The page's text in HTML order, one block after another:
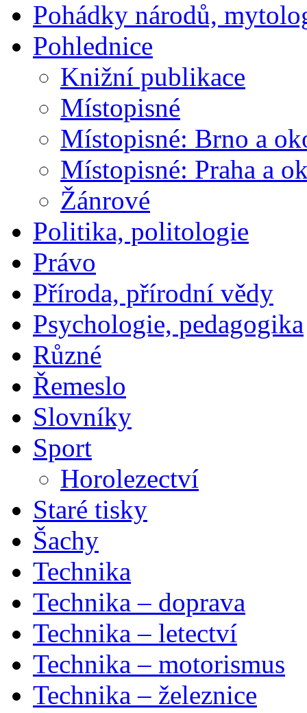
Pohádky národů,
Pohlednice
Knižní publikace
Místopisné
Místopisné: Brno a
Místopisné: Praha a
Žánrové
Politika, politologie
Právo
Příroda, přírodní vědy
Psychologie, pedagogika
Různé
Řemeslo
Slovníky
Sport
Horolezectví
Staré tisky
Šachy
Technika
Technika – doprava
Technika – letectví
Technika – motorismus
Technika – železnice